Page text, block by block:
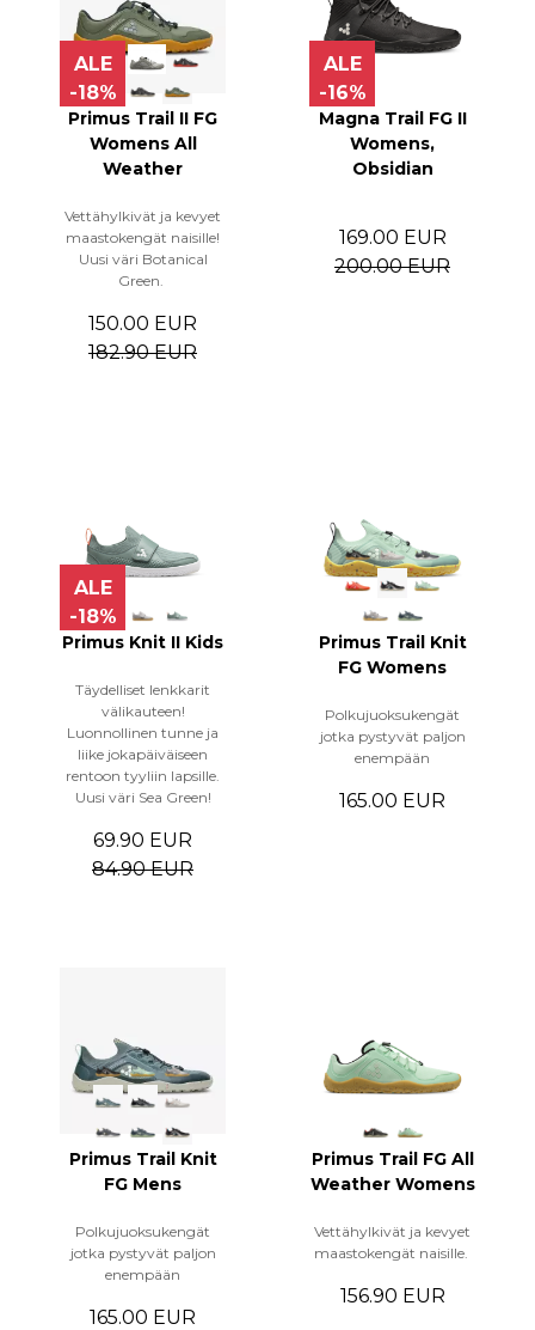
ALE
-18%
Primus Trail II FG
Womens All
Weather
Vettähylkivät ja kevyet
maastokengät naisille!
Uusi väri Botanical
Green.
150.00 EUR
182.90 EUR
ALE
-16%
Magna Trail FG II
Womens,
Obsidian
169.00 EUR
200.00 EUR
ALE
-18%
Primus Knit II Kids
Täydelliset lenkkarit
välikauteen!
Luonnollinen tunne ja
liike jokapäiväiseen
rentoon tyyliin lapsille.
Uusi väri Sea Green!
69.90 EUR
84.90 EUR
Primus Trail Knit
FG Womens
Polkujuoksukengät
jotka pystyvät paljon
enempään
165.00 EUR
Primus Trail Knit
FG Mens
Polkujuoksukengät
jotka pystyvät paljon
enempään
165.00 EUR
Primus Trail FG All
Weather Womens
Vettähylkivät ja kevyet
maastokengät naisille.
156.90 EUR